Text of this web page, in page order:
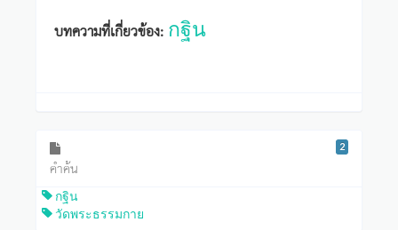
บทความที่เกี่ยวข้อง: กฐิน
คำค้น
2
กฐิน
วัดพระธรรมกาย